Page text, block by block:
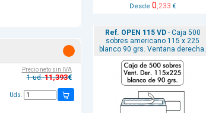
Precio neto sin IVA
1 ud.11,393€
Uds.
Desde 0,233 €
Ref. OPEN 115 VD- Caja 500
sobres americano 115 x 225
blanco 90 grs. Ventana derecha.